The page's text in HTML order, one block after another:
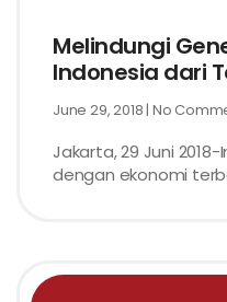
Melindungi
Indonesia dari
June 29, 2018 No
Jakarta, 29 Juni
dengan ekonomi